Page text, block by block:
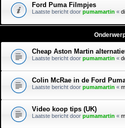
Ford Puma Filmpjes
Laatste bericht door pumamartin «
Cheap Aston Martin
Laatste bericht door pumamartin «
Colin McRae in de Ford
Laatste bericht door pumamartin «
Video koop tips (UK)
Laatste bericht door pumamartin «